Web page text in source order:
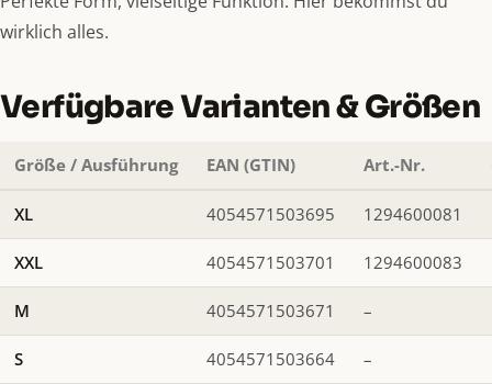
wirklich alles.
Verfügbare Varianten & Größen
Größe / Ausführung EAN (GTIN) Art.-Nr.
XL 4054571503695 1294600081
XXL 4054571503701 1294600083
M 4054571503671 –
S 4054571503664 –